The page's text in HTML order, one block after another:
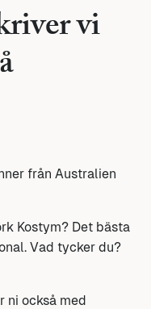
vi
från Australien
Kostym? Det bästa
Vad tycker du?
ni också med